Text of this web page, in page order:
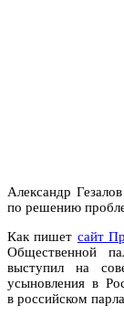
Александр
по решению
Как пишет сайт
Общественной
выступил на
усыновления в
в российском